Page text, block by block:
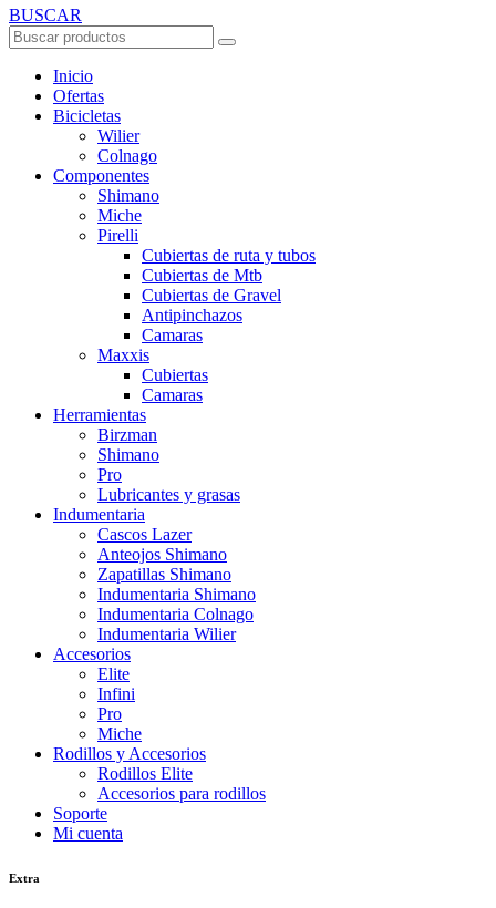
BUSCAR
Inicio
Ofertas
Bicicletas
Wilier
Colnago
Componentes
Shimano
Miche
Pirelli
Cubiertas de ruta y tubos
Cubiertas de Mtb
Cubiertas de Gravel
Antipinchazos
Camaras
Maxxis
Cubiertas
Camaras
Herramientas
Birzman
Shimano
Pro
Lubricantes y grasas
Indumentaria
Cascos Lazer
Anteojos Shimano
Zapatillas Shimano
Indumentaria Shimano
Indumentaria Colnago
Indumentaria Wilier
Accesorios
Elite
Infini
Pro
Miche
Rodillos y Accesorios
Rodillos Elite
Accesorios para rodillos
Soporte
Mi cuenta
Extra